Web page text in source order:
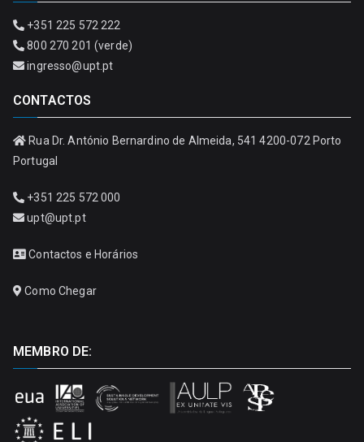
+351 225 572 222
800 270 201 (verde)
ingresso@upt.pt
CONTACTOS
Rua Dr. António Bernardino de Almeida, 541 4200-072 Porto
Portugal
+351 225 572 000
upt@upt.pt
Contactos e Horários
Como Chegar
MEMBRO DE: